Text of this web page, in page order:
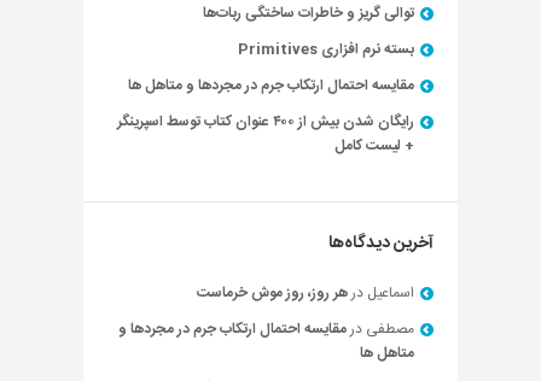
توالی گریز و خاطرات ساختگی ربات‌ها
بسته نرم افزاری Primitives
مقایسه احتمال ارتکاب جرم در مجردها و متاهل ها
رایگان شدن بیش از ۴۰۰ عنوان کتاب توسط اسپرینگر
+ لیست کامل
آخرین دیدگاه‌ها
اسماعیل درهر روز، روز موش خرماست
مصطفی درمقایسه احتمال ارتکاب جرم در مجردها و
متاهل ها